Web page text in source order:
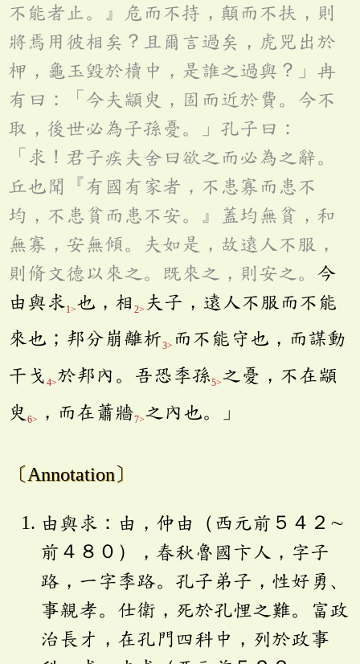
不能者止。』危而不持，顛而不扶，則
將焉用彼相矣？且爾言過矣，虎兕出於
柙，龜玉毀於櫝中，是誰之過與？」冉
有曰：「今夫顓臾，固而近於費。今不
取，後世必為子孫憂。」孔子曰：
「求！君子疾夫舍曰欲之而必為之辭。
丘也聞『有國有家者，不患寡而患不
均，不患貧而患不安。』蓋均無貧，和
無寡，安無傾。夫如是，故遠人不服，
則脩文德以來之。既來之，則安之。 今
由與求1>也，相 2> 夫子，遠人不服而不能
來也；邦分崩離析3> 而不能守也，而謀動
干戈 4>於邦內。吾恐季孫5> 之憂，不在顓
臾 6> ，而在蕭牆7> 之內也。」
〔Annotation〕
由與求：由，仲由（西元前５４２∼
前４８０），春秋魯國卞人，字子
路，一字季路。孔子弟子，性好勇、
事親孝。仕衛，死於孔悝之難。富政
治長才，在孔門四科中，列於政事